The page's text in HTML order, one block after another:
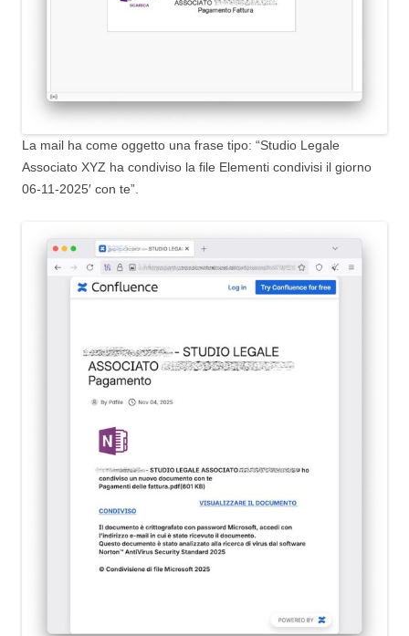
La mail ha come oggetto una frase tipo: “Studio Legale
Associato XYZ ha condiviso la file Elementi condivisi il giorno
06-11-2025′ con te”.